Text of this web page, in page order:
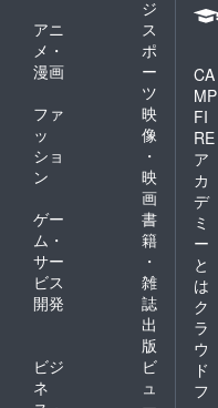
ジ
アニ
メ・
漫画
ス
ポ
ー
ツ
ファ
ッ
ショ
ン
映
像
・
映
画
ゲー
ム・
サー
ビス
開発
書
籍
・
雑
誌
出
版
ビジ
ネ
ビ
ュ
CA
MP
FI
RE
ア
カ
デ
ミ
ー
と
は
ク
ラ
ウ
ド
フ